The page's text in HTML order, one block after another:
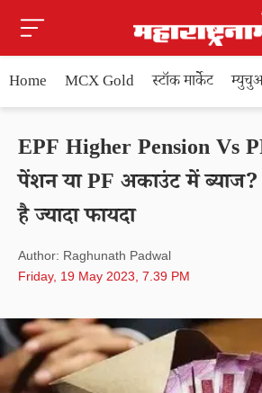
Home MCX Gold स्टॉक मार्केट
EPF Higher Pension Vs
पेंशन या PF अकाउंट में
है ज्यादा फायदा
Author: Raghunath Padwal
Friday, 19 May 2023, 7.39 PM